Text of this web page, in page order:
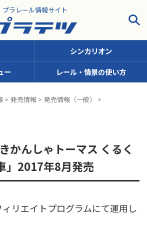
プラレール情報サイト
リーズ（おしゃべりトーマス）
ナンバリング）
シンカリオン
ー
レール・情景の使い方
> 発売情報 > 発売情報（一般）
>
かんしゃトーマス くるく
」2017年8月発売
リエイトプログラムにて運用し